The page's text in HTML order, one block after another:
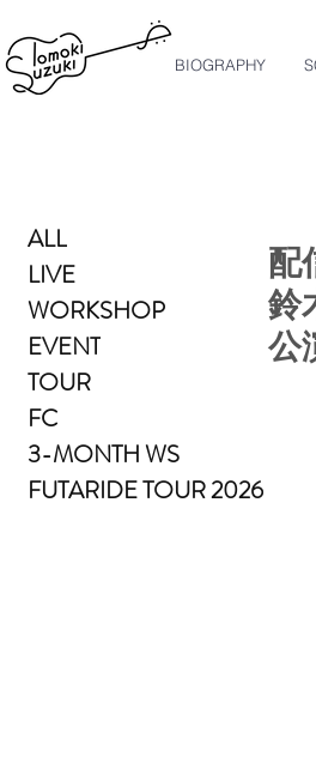
BIOGRAPHY
配
鈴
公
ALL
LIVE
WORKSHOP
EVENT
TOUR
FC
3-MONTH WS
FUTARIDE TOUR 2026